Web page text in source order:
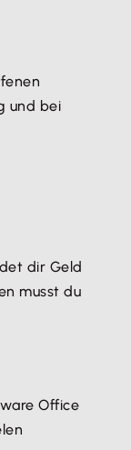
und bei
dir Geld
musst du
Office